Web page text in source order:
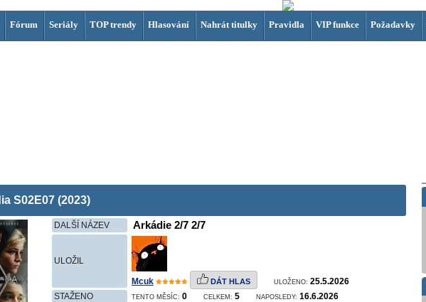
Fórum Seriály TOP trendy Hlasování Nahrát titulky Pravidla VIP funkce Požadavky
S02E07 (2023)
DALŠÍ NÁZEV Arkádie 2/7 2/7
ULOŽIL
Mcuk DÁT HLAS ULOŽENO: 25.5.2026
STAŽENO
TENTO MĚSÍC: 0 CELKEM: 5 NAPOSLEDY: 16.6.2026